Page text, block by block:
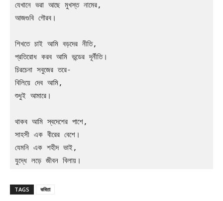
যেখানে ভরা আছে মুখস্ত নামের,
আজগুবি গৌরব।
শিখতে চাই আমি বড়দের নীতি,
প্রতিরোধ করব আমি ভন্ডের দূর্নীতি।
চিরচেনা সবুজের তরে-
বিলিয়ে দেব আমি,
শুধুই আমারে।
থাকব আমি স্বদেশের পাশে,
সাহসী এক বীরের বেশে।
যেমনি এক শহীদ ভাই,
যুদ্ধে লড়ে জীবন বিলায়।
TAGS কবিতা